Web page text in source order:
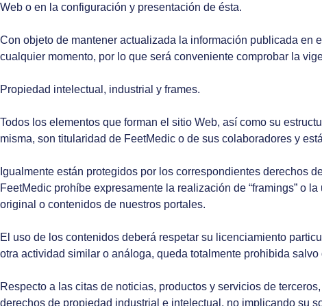
Web o en la configuración y presentación de ésta.
Con objeto de mantener actualizada la información publicada en
cualquier momento, por lo que será conveniente comprobar la
Propiedad intelectual, industrial y frames.
Todos los elementos que forman el sitio Web, así como su
misma, son titularidad de FeetMedic o de sus colaboradores y
Igualmente están protegidos por los correspondientes derechos
FeetMedic prohíbe expresamente la realización de “framings” o
original o contenidos de nuestros portales.
El uso de los contenidos deberá respetar su licenciamiento
otra actividad similar o análoga, queda totalmente prohibida
Respecto a las citas de noticias, productos y servicios de
derechos de propiedad industrial e intelectual, no implicando su